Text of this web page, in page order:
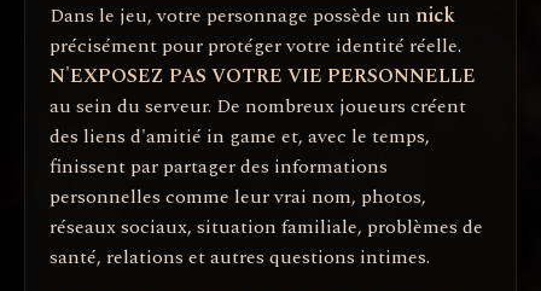
Dans le jeu, votre personnage possède un nick
précisément pour protéger votre identité réelle.
N'EXPOSEZ PAS VOTRE VIE PERSONNELLE
au sein du serveur. De nombreux joueurs créent
des liens d'amitié in game et, avec le temps,
finissent par partager des informations
personnelles comme leur vrai nom, photos,
réseaux sociaux, situation familiale, problèmes de
santé, relations et autres questions intimes.